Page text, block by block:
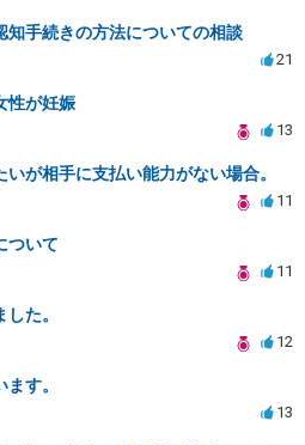
知手続きの方法についての相談
21
性が妊娠
13
が相手に支払い能力がない場合。
11
ついて
11
た。
12
す。
13